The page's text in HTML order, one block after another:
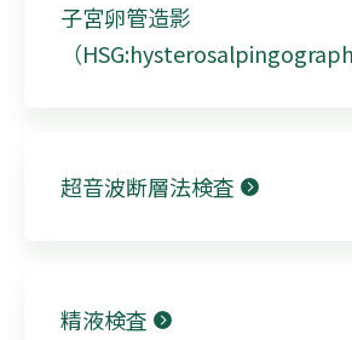
子宮卵管造影
（
超音波断層法検査
精液検査